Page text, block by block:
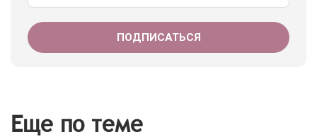
Еще по теме